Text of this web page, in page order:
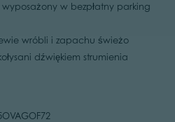
w bezpłatny parking
wróbli i zapachu świeżo
dźwiękiem strumienia